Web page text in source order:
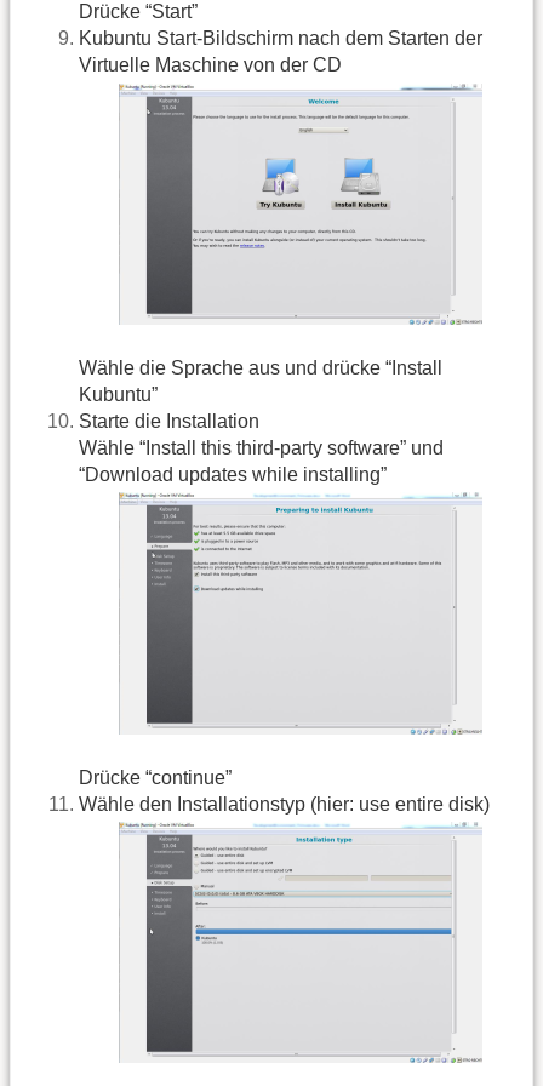
Drücke “Start”
Kubuntu Start-Bildschirm nach dem Starten der
Virtuelle Maschine von der CD
Wähle die Sprache aus und drücke “Install
Kubuntu”
Starte die Installation
Wähle “Install this third-party software” und
“Download updates while installing”
Drücke “continue”
Wähle den Installationstyp (hier: use entire disk)